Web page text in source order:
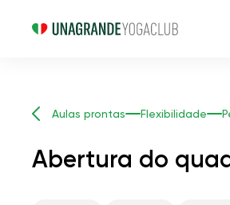
Aulas prontas Flexibilidade
Abertura do